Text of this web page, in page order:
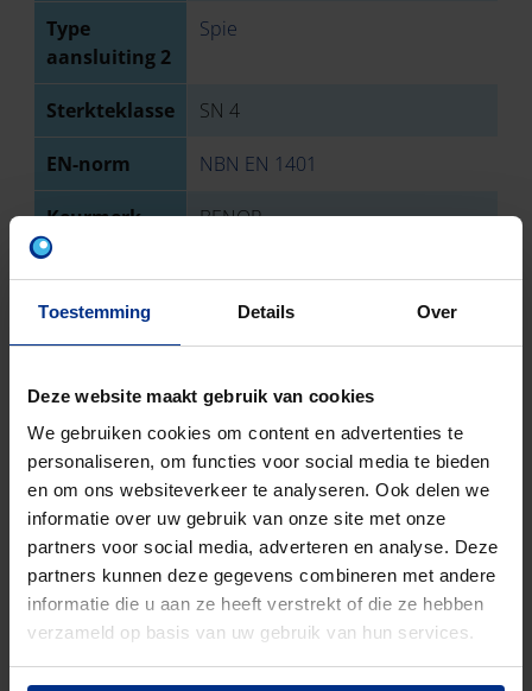
Toestemming Details Over
Deze website maakt gebruik van cookies
We gebruiken cookies om content en advertenties te
personaliseren, om functies voor social media te bieden
en om ons websiteverkeer te analyseren. Ook delen we
informatie over uw gebruik van onze site met onze
partners voor social media, adverteren en analyse. Deze
partners kunnen deze gegevens combineren met andere
informatie die u aan ze heeft verstrekt of die ze hebben
verzameld op basis van uw gebruik van hun services.
Type
aansluiting 2
Spie
Sterkteklasse SN 4
EN-norm NBN EN 1401
Keurmerk BENOR
Bruto
gewicht
6100
Discount
code
O04
DOWNLOADS